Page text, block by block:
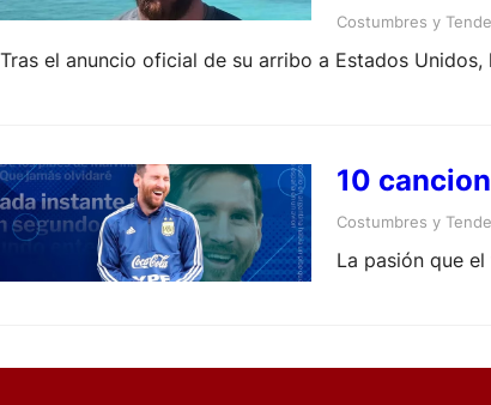
Costumbres y
Tras el anuncio oficial de su arribo a Estados
10
Costumbres y
La pasión que